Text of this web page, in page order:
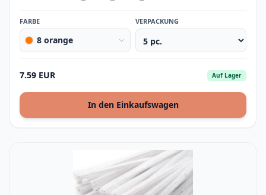
FARBE
8 orange
VERPACKUNG
7.59 EUR Auf Lager
In den Einkaufswagen